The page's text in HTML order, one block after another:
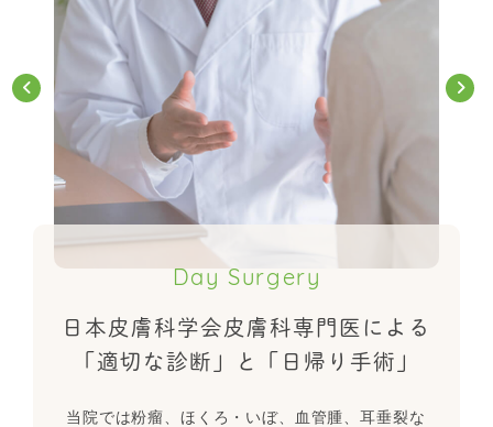
Day Surgery
日本皮膚科学会皮膚科専門医による
「適切な診断」と「日帰り手術」
当院では粉瘤、ほくろ・いぼ、血管腫、耳垂裂な